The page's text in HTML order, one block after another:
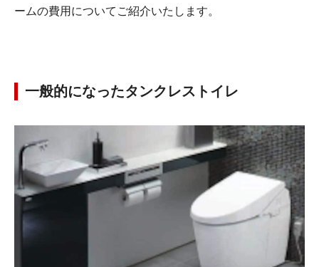
ームの費用についてご紹介いたします。
一般的になったタンクレストイレ